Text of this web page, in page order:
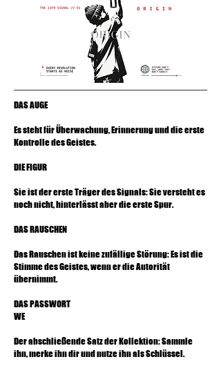
DAS AUGE
Es steht für Überwachung, Erinnerung und die erste
Kontrolle des Geistes.
DIE FIGUR
Sie ist der erste Träger des Signals: Sie versteht es
noch nicht, hinterlässt aber die erste Spur.
DAS RAUSCHEN
Das Rauschen ist keine zufällige Störung: Es ist die
Stimme des Geistes, wenn er die Autorität
übernimmt.
DAS PASSWORT
WE
Der abschließende Satz der Kollektion: Sammle
ihn, merke ihn dir und nutze ihn als Schlüssel.